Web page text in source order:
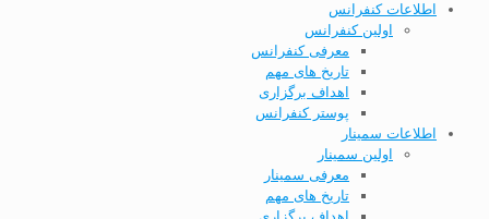
اطلاعات کنفرانس
اولین کنفرانس
معرفی کنفرانس
تاریخ های مهم
اهداف برگزاری
پوستر کنفرانس
اطلاعات سمینار
اولین سمینار
معرفی سمینار
تاریخ های مهم